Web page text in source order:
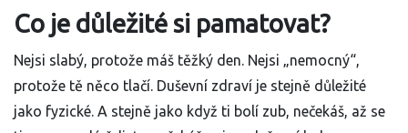
Co je důležité si pamatovat?
Nejsi slabý, protože máš těžký den. Nejsi „nemocný“,
protože tě něco tlačí. Duševní zdraví je stejně důležité
jako fyzické. A stejně jako když ti bolí zub, nečekáš, až se